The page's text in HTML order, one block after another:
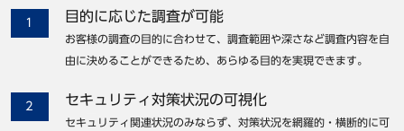
目的に応じた調査が可能
お客様の調査の目的に合わせて、調査範囲や深さなど調査内容を自
由に決めることができるため、あらゆる目的を実現できます。
セキュリティ対策状況の可視化
セキュリティ関連状況のみならず、対策状況を網羅的・横断的に可